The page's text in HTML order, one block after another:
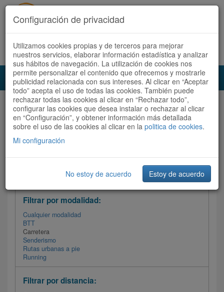
Acceder Registrate ahora Español | Català
Audioruta Todas las rutas
Todas las rutas
Ordenar por: Más recientes /
Filtrar las rutas
Filtrar por modalidad:
Cualquier modalidad
BTT
Carretera
Senderismo
Rutas urbanas a pie
Running
Filtrar por distancia:
Configuración de privacidad
Utilizamos cookies propias y de terceros para mejorar
nuestros servicios, elaborar información estadística y analizar
sus hábitos de navegación. La utilización de cookies nos
permite personalizar el contenido que ofrecemos y mostrarle
publicidad relacionada con sus intereses. Al clicar en “Aceptar
todo” acepta el uso de todas las cookies. También puede
rechazar todas las cookies al clicar en “Rechazar todo”,
configurar las cookies que desea instalar o rechazar al clicar
en “Configuración”, y obtener información más detallada
sobre el uso de las cookies al clicar en la politica de cookies.
Mi configuración
No estoy de acuerdo Estoy de acuerdo